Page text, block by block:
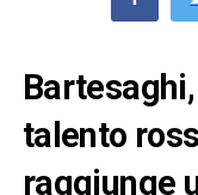
talento
raggiunge